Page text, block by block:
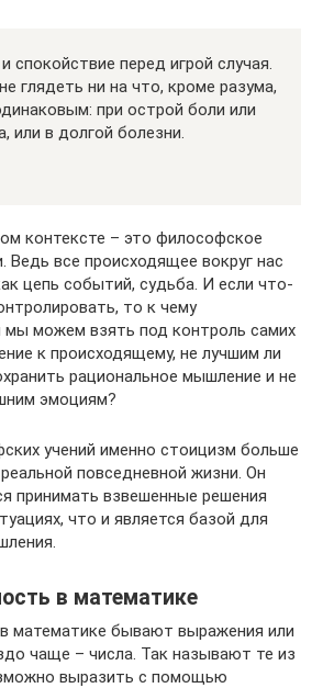
спокойствие перед игрой случая.
глядеть ни на что, кроме разума,
при острой боли или
или в долгой болезни.
контексте – это философское
Ведь все происходящее вокруг нас
цепь событий, судьба. И если что-
то к чему
мы можем взять под контроль самих
к происходящему, не лучшим ли
рациональное мышление и не
эмоциям?
учений именно стоицизм больше
повседневной жизни. Он
принимать взвешенные решения
что и является базой для
в математике
математике бывают выражения или
чаще – числа. Так называют те из
выразить с помощью